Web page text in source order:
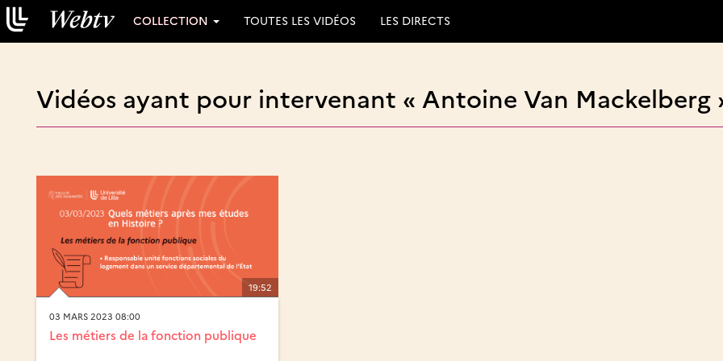
COLLECTION TOUTES LES VIDÉOS LES DIRECTS
Vidéos ayant pour intervenant « Antoine Van Mackelberg
19:52
03 MARS 2023 08:00
Les métiers de la fonction publique